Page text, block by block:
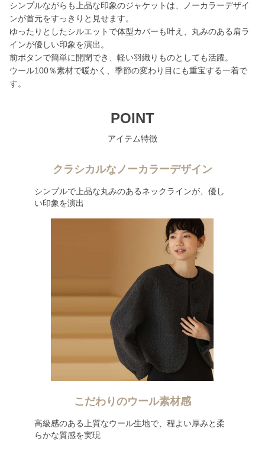
シンプルながらも上品な印象のジャケットは、ノーカラーデザイ
ンが首元をすっきりと見せます。
ゆったりとしたシルエットで体型カバーも叶え、丸みのある肩ラ
インが優しい印象を演出。
前ボタンで簡単に開閉でき、軽い羽織りものとしても活躍。
ウール100％素材で暖かく、季節の変わり目にも重宝する一着で
す。
POINT
アイテム特徴
クラシカルなノーカラーデザイン
シンプルで上品な丸みのあるネックラインが、優し
い印象を演出
こだわりのウール素材感
高級感のある上質なウール生地で、程よい厚みと柔
らかな質感を実現